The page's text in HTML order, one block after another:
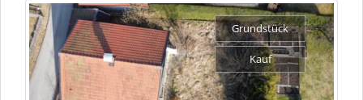
Grundstück
Kauf